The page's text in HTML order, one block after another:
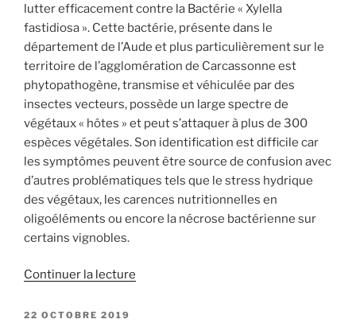
lutter efficacement contre la Bactérie « Xylella
fastidiosa ». Cette bactérie, présente dans le
département de l’Aude et plus particulièrement sur le
territoire de l’agglomération de Carcassonne est
phytopathogène, transmise et véhiculée par des
insectes vecteurs, possède un large spectre de
végétaux « hôtes » et peut s’attaquer à plus de 300
espèces végétales. Son identification est difficile car
les symptômes peuvent être source de confusion avec
d’autres problématiques tels que le stress hydrique
des végétaux, les carences nutritionnelles en
oligoéléments ou encore la nécrose bactérienne sur
certains vignobles.
Continuer la lecture
PUBLIÉ
22 OCTOBRE 2019